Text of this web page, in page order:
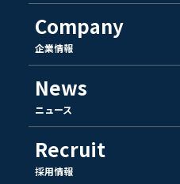
Company
企業情報
News
ニュース
Recruit
採用情報